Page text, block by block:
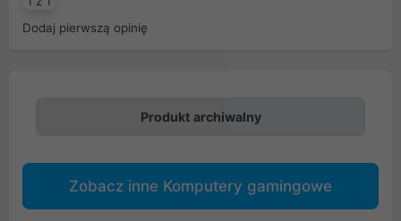
Dodaj pierwszą opinię
Produkt archiwalny
Zobacz inne Komputery gamingowe